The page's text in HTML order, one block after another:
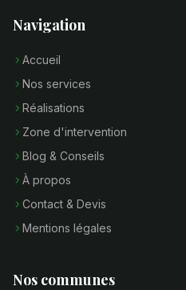
Navigation
Accueil
Nos services
Réalisations
Zone d'intervention
Blog & Conseils
À propos
Contact & Devis
Mentions légales
Nos communes